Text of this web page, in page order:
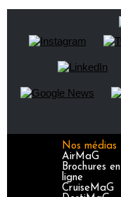
Nos médias
AirMaG
Brochures en
ligne
CruiseMaG